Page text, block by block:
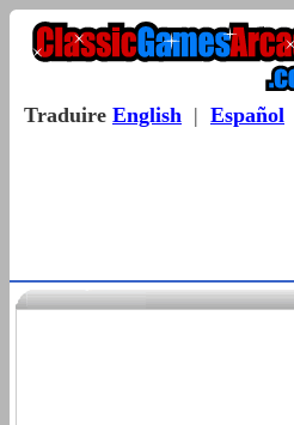
Traduire English | Español